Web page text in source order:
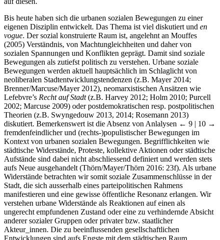
Bis heute haben sich die urbanen sozialen Bewegungen zu einer
eigenen Disziplin entwickelt. Das Thema ist viel diskutiert und en
vogue. Der sozial konstruierte Raum ist, angelehnt an Mouffes
(2005) Verständnis, von Machtungleichheiten und daher von
sozialen Spannungen und Konflikten geprägt. Damit sind soziale
Bewegungen als zutiefst politisch zu verstehen. Urbane soziale
Bewegungen werden aktuell hauptsächlich im Schlaglicht von
neoliberalen Stadtentwicklungstendenzen (z.B. Mayer 2014;
Brenner/Marcuse/Mayer 2012), neomarxistischen Ansätzen wie
Lefebvre’s Recht auf Stadt(z.B. Harvey 2012; Holm 2010; Purcell
2002; Marcuse 2009) oder postdemokratischen resp. postpolitischen
Theorien (z.B. Swyngedouw 2013, 2014; Rosemann 2013)
diskutiert. Bemerkenswert ist die Absenz von Anlalysen ← 9 | 10 →
fremdenfeindlicher und (rechts-)populistischer Bewegungen im
Kontext von urbanen sozialen Bewegungen. Begrifflichkeiten wie
städtische Widerstände, Proteste, kollektive Aktionen oder städtische
Aufstände sind dabei nicht abschliessend definiert und werden stets
aufs Neue ausgehandelt (Thörn/Mayer/Thörn 2016: 23f). Als urbane
Widerstände betrachten wir somit soziale Zusammenschlüsse in der
Stadt, die sich ausserhalb eines parteipolitischen Rahmens
manifestieren und eine gewisse öffentliche Resonanz erlangen. Wir
verstehen urbane Widerstände als Reaktionen auf einen als
ungerecht empfundenen Zustand oder eine zu verhindernde Absicht
anderer sozialer Gruppen oder privater bzw. staatlicher
Akteur_innen. Die zu beeinflussenden gesellschaftlichen
Entwicklungen sind aufs Engste mit dem städtischen Raum